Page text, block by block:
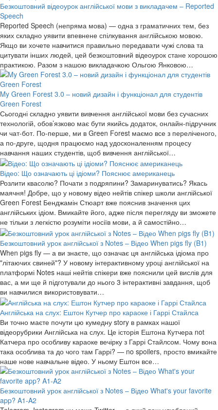
Безкоштовний відеоурок англійської мови з викладачем – Reported
Speech
Reported Speech (непряма мова) — одна з граматичних тем, без
яких складно уявити впевнене спілкування англійською мовою.
Якщо ви хочете навчитися правильно передавати чужі слова та
цитувати інших людей, цей безкоштовний відеоурок стане хорошою
практикою. Разом з нашою викладачкою Ольгою Янковою…
My Green Forest 3.0 – новий дизайн і функціонал для студентів
Green Forest
Сьогодні складно уявити вивчення англійської мови без сучасних
технологій, обов’язково має бути якийсь додаток, онлайн-підручник
чи чат-бот. По-перше, ми в Green Forest маємо все з переліченого,
а по-друге, щодня працюємо над удосконаленням процесу
навчання наших студентів, щоб вивчення англійської…
Відео: Що означають ці ідіоми? Пояснює американець
Розлити квасолю? Почати з подряпини? Замаринуватись? Якась
маячня! Добре, що у новому відео нейтів спікер школи англійської
Green Forest Бенджамін Стюарт вже пояснив значення цих
англійських ідіом. Вмикайте його, адже після перегляду ви зможете
не тільки з легкістю розуміти носіїв мови, а й самостійно…
Безкоштовний урок англійської з Notes – Відео When pigs fly (B1)
When pigs fly — а ви знаєте, що означає ця англійська ідіома про
"літаючих свиней"? У новому інтерактивному уроці англійської на
платформі Notes наші нейтів спікери вже пояснили цей вислів для
вас, а ми ще й підготували до нього 3 інтерактивні завдання, щоб
ви навчилися використовувати…
Англійська на слух: Ештон Кутчер про караоке і Гаррі Стайлса
Ви точно маєте почути цю кумедну story в рамках нашої
відеорубрики Англійська на слух. Це історія Ештона Кутчера not
Катчера про особливу караоке вечірку з Гаррі Стайлсом. Чому вона
така особлива та до чого там Гаррі? — no spoilers, просто вмикайте
наше нове навчальне відео. У ньому Ештон все…
Безкоштовний урок англійської з Notes – Відео What's your favorite
app? A1-A2